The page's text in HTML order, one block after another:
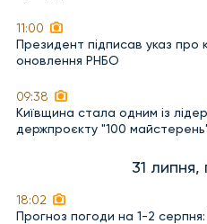
11:00
Президент підписав указ про
оновлення РНБО
09:38
Київщина стала одним із
держпроєкту "100
31 липня,
18:02
Прогноз погоди на 1-2 серпня: